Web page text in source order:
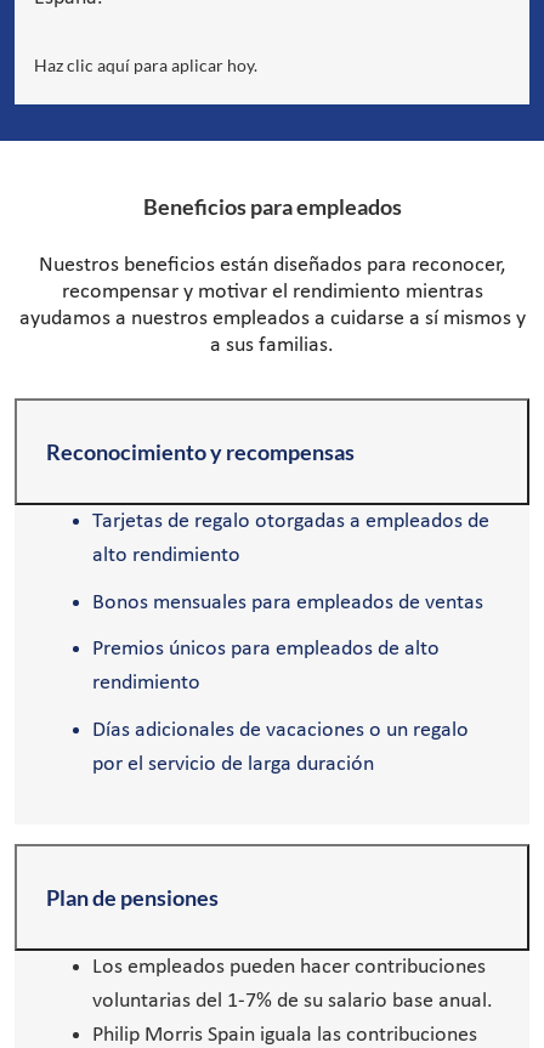
Haz clic aquí para aplicar hoy.
Beneficios para empleados
Nuestros beneficios están diseñados para reconocer,
recompensar y motivar el rendimiento mientras
ayudamos a nuestros empleados a cuidarse a sí mismos y
a sus familias.
Reconocimiento y recompensas
Tarjetas de regalo otorgadas a empleados de
alto rendimiento
Bonos mensuales para empleados de ventas
Premios únicos para empleados de alto
rendimiento
Días adicionales de vacaciones o un regalo
por el servicio de larga duración
Plan de pensiones
Los empleados pueden hacer contribuciones
voluntarias del 1-7% de su salario base anual.
Philip Morris Spain iguala las contribuciones